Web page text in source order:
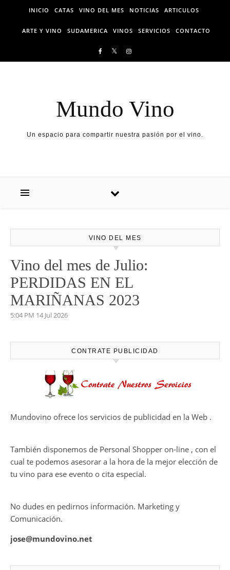
Skip to content
INICIO CATAS VINO DEL MES NOTICIAS ARTICULOS
ARTE Y VINO SUDAMERICA VINOS SERVICIOS CONTACTO
Mundo Vino
Un espacio para compartir nuestra pasión por el vino.
VINO DEL MES
Vino del mes de Julio:
PERDIDAS EN EL
MARIÑANAS 2023
5:04 PM 14 Jul 2026
CONTRATE PUBLICIDAD
Mundovino ofrece los servicios de publicidad en la Web .
También disponemos de Personal Shopper on-line , con el
cual te podemos asesorar a la hora de la mejor elección de
tu vino para ese evento o cita especial.
No dudes en pedirnos información. Marketing y
Comunicación.
jose@mundovino.net